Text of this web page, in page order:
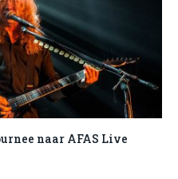
naar AFAS Live